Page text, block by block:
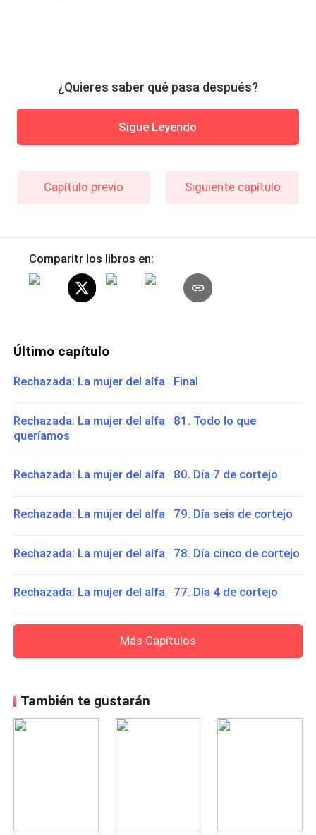
¿Quieres saber qué pasa después?
Sigue Leyendo
Capítulo previo Siguiente capítulo
Comparitr los libros en:
Último capítulo
Rechazada: La mujer del alfa Final
Rechazada: La mujer del alfa 81. Todo lo que
queríamos
Rechazada: La mujer del alfa 80. Día 7 de cortejo
Rechazada: La mujer del alfa 79. Día seis de cortejo
Rechazada: La mujer del alfa 78. Día cinco de cortejo
Rechazada: La mujer del alfa 77. Día 4 de cortejo
Más Capítulos
También te gustarán